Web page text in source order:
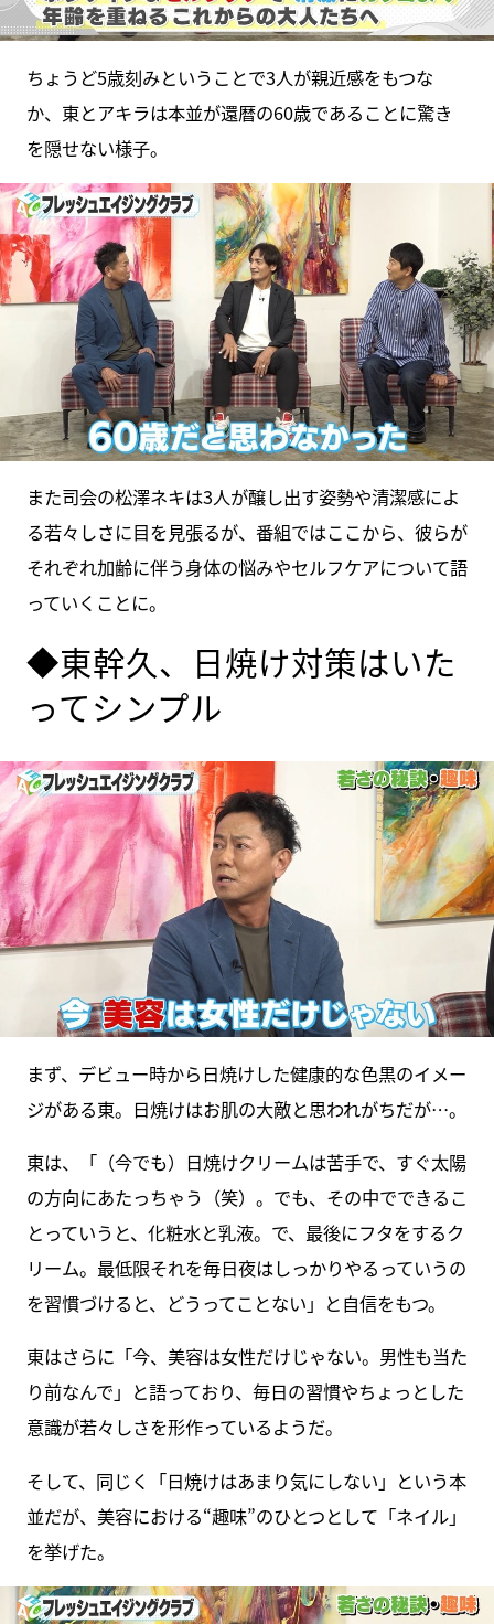
ちょうど5歳刻みということで3人が親近感をもつな
か、東とアキラは本並が還暦の60歳であることに驚き
を隠せない様子。
また司会の松澤ネキは3人が醸し出す姿勢や清潔感によ
る若々しさに目を見張るが、番組ではここから、彼らが
それぞれ加齢に伴う身体の悩みやセルフケアについて語
っていくことに。
◆東幹久、日焼け対策はいた
ってシンプル
まず、デビュー時から日焼けした健康的な色黒のイメー
ジがある東。日焼けはお肌の大敵と思われがちだが…。
東は、「（今でも）日焼けクリームは苦手で、すぐ太陽
の方向にあたっちゃう（笑）。でも、その中でできるこ
とっていうと、化粧水と乳液。で、最後にフタをするク
リーム。最低限それを毎日夜はしっかりやるっていうの
を習慣づけると、どうってことない」と自信をもつ。
東はさらに「今、美容は女性だけじゃない。男性も当た
り前なんで」と語っており、毎日の習慣やちょっとした
意識が若々しさを形作っているようだ。
そして、同じく「日焼けはあまり気にしない」という本
並だが、美容における“趣味”のひとつとして「ネイル」
を挙げた。